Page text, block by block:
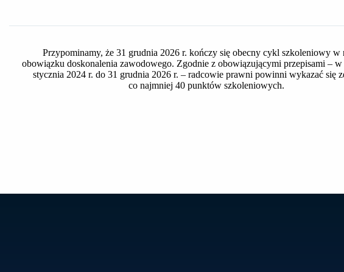
1
2025-03-04
Przypominamy, że 31 grudnia 2026 r. kończy się obecny cykl szkoleniowy w
obowiązku doskonalenia zawodowego. Zgodnie z obowiązującymi przepisami – w
stycznia 2024 r. do 31 grudnia 2026 r. – radcowie prawni powinni wykazać się
co najmniej 40 punktów szkoleniowych.